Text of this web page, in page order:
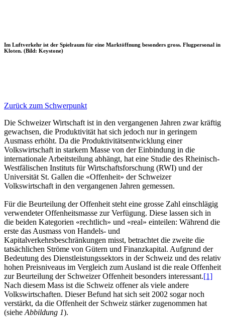
Im Luftverkehr ist der Spielraum für eine Marktöffnung besonders gross. Flugpersonal in
Kloten. (Bild: Keystone)
Zurück zum Schwerpunkt
Die Schweizer Wirtschaft ist in den vergangenen Jahren zwar kräftig
gewachsen, die Produktivität hat sich jedoch nur in geringem
Ausmass erhöht. Da die Produktivitätsentwicklung einer
Volkswirtschaft in starkem Masse von der Einbindung in die
internationale Arbeitsteilung abhängt, hat eine Studie des Rheinisch-
Westfälischen Instituts für Wirtschaftsforschung (RWI) und der
Universität St. Gallen die «Offenheit» der Schweizer
Volkswirtschaft in den vergangenen Jahren gemessen.
Für die Beurteilung der Offenheit steht eine grosse Zahl einschlägig
verwendeter Offenheitsmasse zur Verfügung. Diese lassen sich in
die beiden Kategorien «rechtlich» und «real» einteilen: Während die
erste das Ausmass von Handels- und
Kapitalverkehrsbeschränkungen misst, betrachtet die zweite die
tatsächlichen Ströme von Gütern und Finanzkapital. Aufgrund der
Bedeutung des Dienstleistungssektors in der Schweiz und des relativ
hohen Preisniveaus im Vergleich zum Ausland ist die reale Offenheit
zur Beurteilung der Schweizer Offenheit besonders interessant.[1]
Nach diesem Mass ist die Schweiz offener als viele andere
Volkswirtschaften. Dieser Befund hat sich seit 2002 sogar noch
verstärkt, da die Offenheit der Schweiz stärker zugenommen hat
(siehe Abbildung 1).